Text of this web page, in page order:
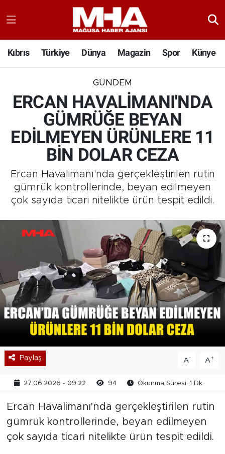
Kıbrıs Türkiye Dünya Magazin Spor Künye
GÜNDEM
ERCAN HAVALİMANI'NDA
GÜMRÜĞE BEYAN
EDİLMEYEN ÜRÜNLERE 11
BİN DOLAR CEZA
Ercan Havalimanı'nda gerçekleştirilen rutin
gümrük kontrollerinde, beyan edilmeyen
çok sayıda ticari nitelikte ürün tespit edildi.
Paylaş A- A+
27.06.2026 - 09:22 94 Okunma Süresi: 1 Dk
Ercan Havalimanı'nda gerçekleştirilen rutin
gümrük kontrollerinde, beyan edilmeyen
çok sayıda ticari nitelikte ürün tespit edildi.